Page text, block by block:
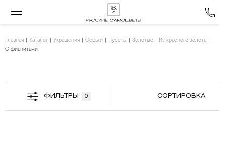
Главная Каталог Украшения Серьги Пусеты Золотые
Из красного золота
С фианитами
ФИЛЬТРЫ 0 СОРТИРОВКА